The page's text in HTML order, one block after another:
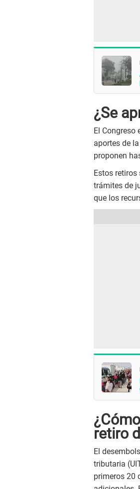
¿Se
El
aportes de
proponen
Estos
trámites de
que los
retiro
El
tributaria
primeros 20